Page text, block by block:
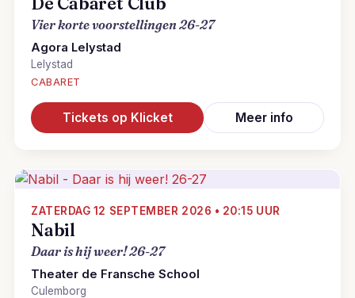
Vier korte voorstellingen 26-27
Agora Lelystad
Lelystad
CABARET
Tickets op Klicket Meer info
ZATERDAG 12 SEPTEMBER 2026 • 20:15 UUR
Nabil
Daar is hij weer! 26-27
Theater de Fransche School
Culemborg